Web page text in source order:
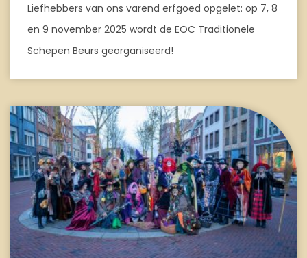
Liefhebbers van ons varend erfgoed opgelet: op 7, 8
en 9 november 2025 wordt de EOC Traditionele
Schepen Beurs georganiseerd!